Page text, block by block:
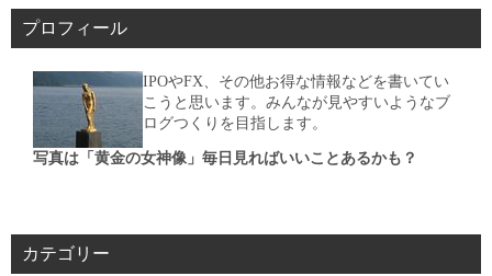
プロフィール
IPOやFX、その他お得な情報などを書いてい
こうと思います。みんなが見やすいようなブ
ログつくりを目指します。
写真は「黄金の女神像」毎日見ればいいことあるかも？
カテゴリー